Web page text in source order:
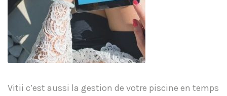
Vitii c’est aussi la gestion de votre piscine en temps